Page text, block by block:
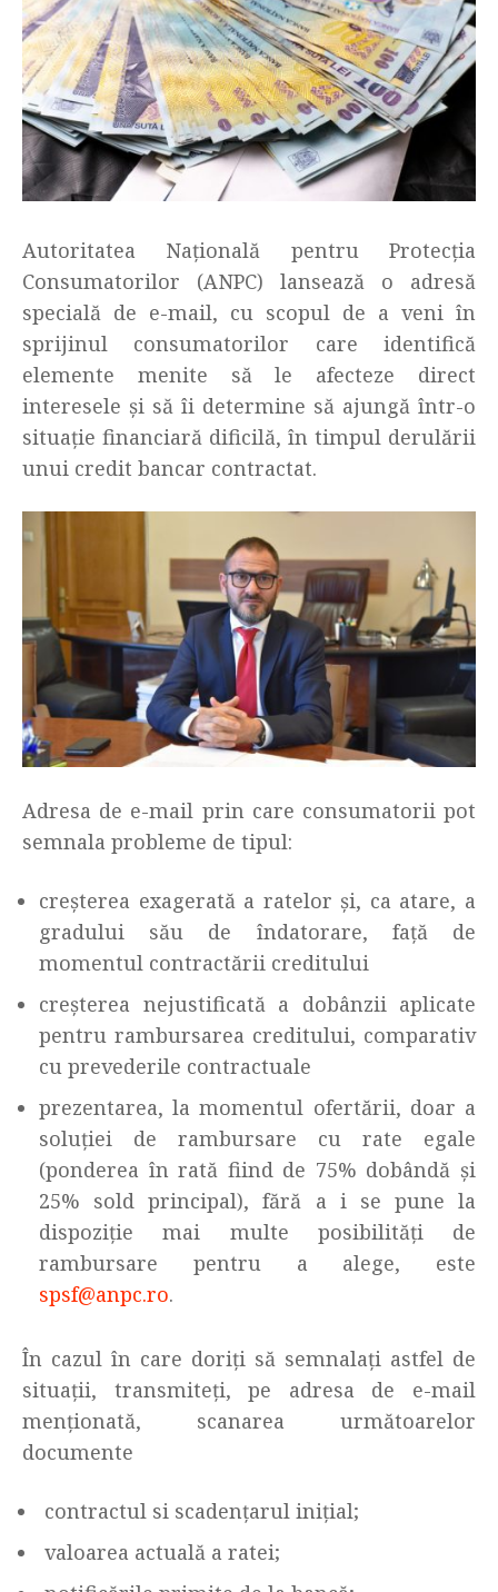
Autoritatea Națională pentru Protecția
Consumatorilor (ANPC) lansează o adresă
specială de e-mail, cu scopul de a veni în
sprijinul consumatorilor care identifică
elemente menite să le afecteze direct
interesele și să îi determine să ajungă într-o
situație financiară dificilă, în timpul derulării
unui credit bancar contractat.
Adresa de e-mail prin care consumatorii pot
semnala probleme de tipul:
creșterea exagerată a ratelor și, ca atare, a
gradului său de îndatorare, față de
momentul contractării creditului
creșterea nejustificată a dobânzii aplicate
pentru rambursarea creditului, comparativ
cu prevederile contractuale
prezentarea, la momentul ofertării, doar a
soluției de rambursare cu rate egale
(ponderea în rată fiind de 75% dobândă și
25% sold principal), fără a i se pune la
dispoziție mai multe posibilități de
rambursare pentru a alege, este
spsf@anpc.ro.
În cazul în care doriți să semnalați astfel de
situații, transmiteți, pe adresa de e-mail
menționată, scanarea următoarelor
documente
contractul si scadențarul inițial;
valoarea actuală a ratei;